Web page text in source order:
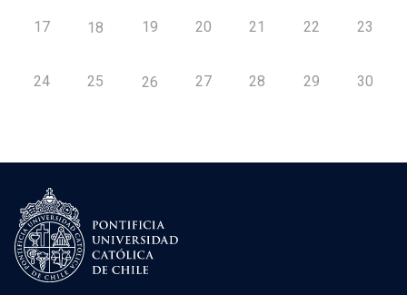
17 18 19 20 21 22 23
24 25 26 27 28 29 30